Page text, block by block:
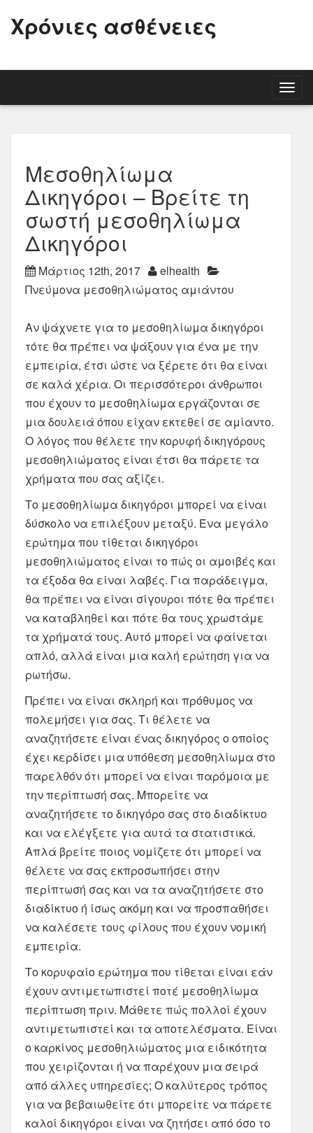
Χρόνιες ασθένειες
Μεσοθηλίωμα
Δικηγόροι – Βρείτε τη
σωστή μεσοθηλίωμα
Δικηγόροι
Μάρτιος 12th, 2017
elhealth
Πνεύμονα μεσοθηλιώματος αμιάντου
Αν ψάχνετε για το μεσοθηλίωμα δικηγόροι
τότε θα πρέπει να ψάξουν για ένα με την
εμπειρία, έτσι ώστε να ξέρετε ότι θα είναι
σε καλά χέρια. Οι περισσότεροι άνθρωποι
που έχουν το μεσοθηλίωμα εργάζονται σε
μια δουλειά όπου είχαν εκτεθεί σε αμίαντο.
Ο λόγος που θέλετε την κορυφή δικηγόρους
μεσοθηλιώματος είναι έτσι θα πάρετε τα
χρήματα που σας αξίζει.
Το μεσοθηλίωμα δικηγόροι μπορεί να είναι
δύσκολο να επιλέξουν μεταξύ. Ένα μεγάλο
ερώτημα που τίθεται δικηγόροι
μεσοθηλιώματος είναι το πώς οι αμοιβές και
τα έξοδα θα είναι λαβές. Για παράδειγμα,
θα πρέπει να είναι σίγουροι πότε θα πρέπει
να καταβληθεί και πότε θα τους χρωστάμε
τα χρήματά τους. Αυτό μπορεί να φαίνεται
απλό, αλλά είναι μια καλή ερώτηση για να
ρωτήσω.
Πρέπει να είναι σκληρή και πρόθυμος να
πολεμήσει για σας. Τι θέλετε να
αναζητήσετε είναι ένας δικηγόρος ο οποίος
έχει κερδίσει μια υπόθεση μεσοθηλίωμα στο
παρελθόν ότι μπορεί να είναι παρόμοια με
την περίπτωσή σας. Μπορείτε να
αναζητήσετε το δικηγόρο σας στο διαδίκτυο
και να ελέγξετε για αυτά τα στατιστικά.
Απλά βρείτε ποιος νομίζετε ότι μπορεί να
θέλετε να σας εκπροσωπήσει στην
περίπτωσή σας και να τα αναζητήσετε στο
διαδίκτυο ή ίσως ακόμη και να προσπαθήσει
να καλέσετε τους φίλους που έχουν νομική
εμπειρία.
Το κορυφαίο ερώτημα που τίθεται είναι εάν
έχουν αντιμετωπιστεί ποτέ μεσοθηλίωμα
περίπτωση πριν. Μάθετε πώς πολλοί έχουν
αντιμετωπιστεί και τα αποτελέσματα. Είναι
ο καρκίνος μεσοθηλιώματος μια ειδικότητα
που χειρίζονται ή να παρέχουν μια σειρά
από άλλες υπηρεσίες; Ο καλύτερος τρόπος
για να βεβαιωθείτε ότι μπορείτε να πάρετε
καλοί δικηγόροι είναι να ζητήσει από όσο το